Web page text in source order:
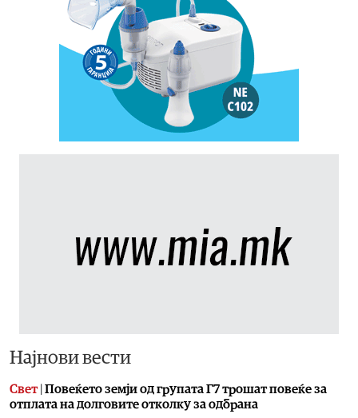
Најнови вести
Свет| Повеќето земји од групата Г7 трошат повеќе за
отплата на долговите отколку за одбрана